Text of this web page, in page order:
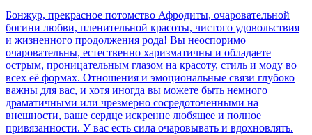
Бонжур, прекрасное потомство Афродиты, очаровательной
богини любви, пленительной красоты, чистого удовольствия
и жизненного продолжения рода! Вы неоспоримо
очаровательны, естественно харизматичны и обладаете
острым, проницательным глазом на красоту, стиль и моду во
всех её формах. Отношения и эмоциональные связи глубоко
важны для вас, и хотя иногда вы можете быть немного
драматичными или чрезмерно сосредоточенными на
внешности, ваше сердце искренне любящее и полное
привязанности. У вас есть сила очаровывать и вдохновлять.